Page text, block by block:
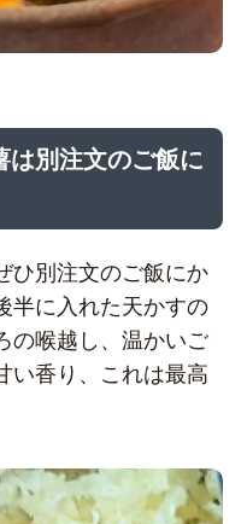
は別注文のご飯に
ひ別注文のご飯にか
半に入れた天かすの
の喉越し、温かいご
い香り、これは最高